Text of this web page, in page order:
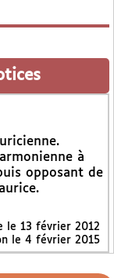
à
opposant de
le 13 février 2012
le 4 février 2015